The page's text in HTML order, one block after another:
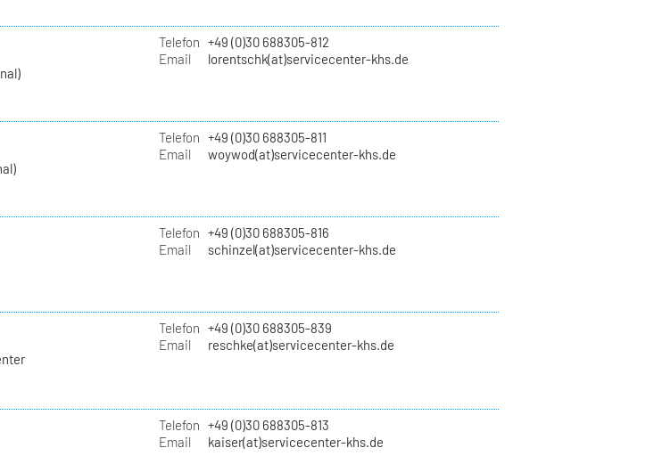
Telefon +49 (0)30 688305-812
Email
lorentschk(at)servicecenter-khs.de
Telefon +49 (0)30 688305-811
Email
woywod(at)servicecenter-khs.de
Telefon +49 (0)30 688305-816
Email
schinzel(at)servicecenter-khs.de
Telefon +49 (0)30 688305-839
Email
reschke(at)servicecenter-khs.de
Telefon +49 (0)30 688305-813
Email
kaiser(at)servicecenter-khs.de